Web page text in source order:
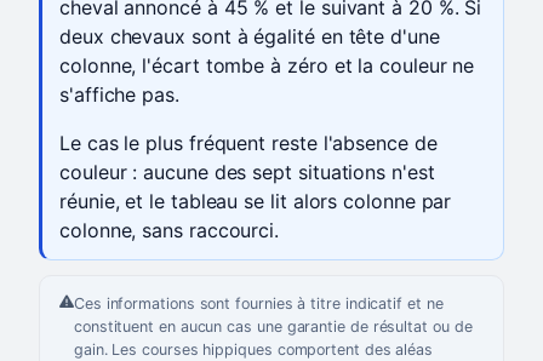
cheval annoncé à 45 % et le suivant à 20 %. Si
deux chevaux sont à égalité en tête d'une
colonne, l'écart tombe à zéro et la couleur ne
s'affiche pas.
Le cas le plus fréquent reste l'absence de
couleur : aucune des sept situations n'est
réunie, et le tableau se lit alors colonne par
colonne, sans raccourci.
Ces informations sont fournies à titre indicatif et ne
constituent en aucun cas une garantie de résultat ou de
gain. Les courses hippiques comportent des aléas